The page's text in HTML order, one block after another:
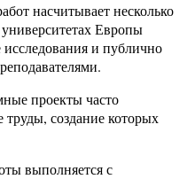
насчитывает несколько
Европы
и публично
проекты часто
создание которых
выполняется с